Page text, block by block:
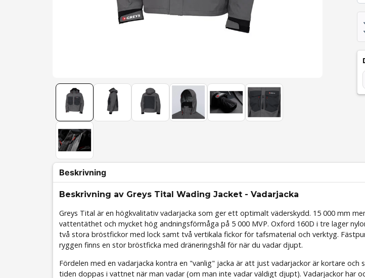
Beskrivning
Beskrivning av Greys Tital Wading Jacket - Vadarjacka
Greys Tital är en högkvalitativ vadarjacka som ger ett optimalt väderskydd. 15 000 mm
vattentäthet och mycket hög andningsförmåga på 5 000 MVP. Oxford 160D i tre lager
två stora bröstfickor med lock samt två vertikala fickor för tafsmaterial och verktyg.
ryggen finns en stor bröstficka med dräneringshål för när du vadar djupt.
Fördelen med en vadarjacka kontra en "vanlig" jacka är att just vadarjackor är kortare
tiden doppas i vattnet när man vadar (om man inte vadar väldigt djupt). Vadarjackor har